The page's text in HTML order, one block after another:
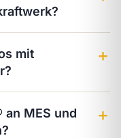
mit
＋
an MES und
＋